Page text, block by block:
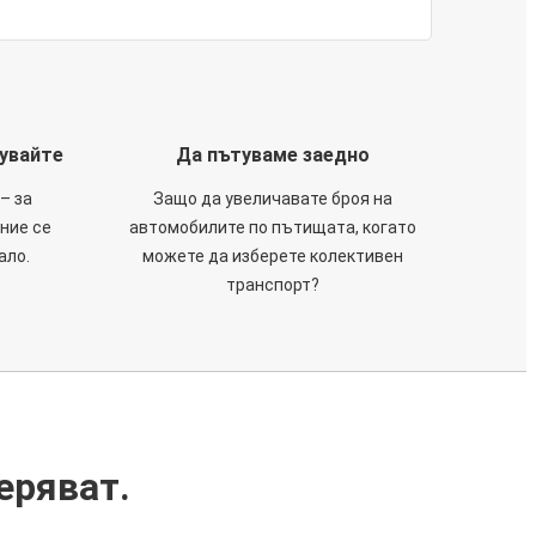
за
се
Да пътуваме заедно
Защо да увеличавате броя на
автомобилите по пътищата, когато
можете да изберете колективен
транспорт?